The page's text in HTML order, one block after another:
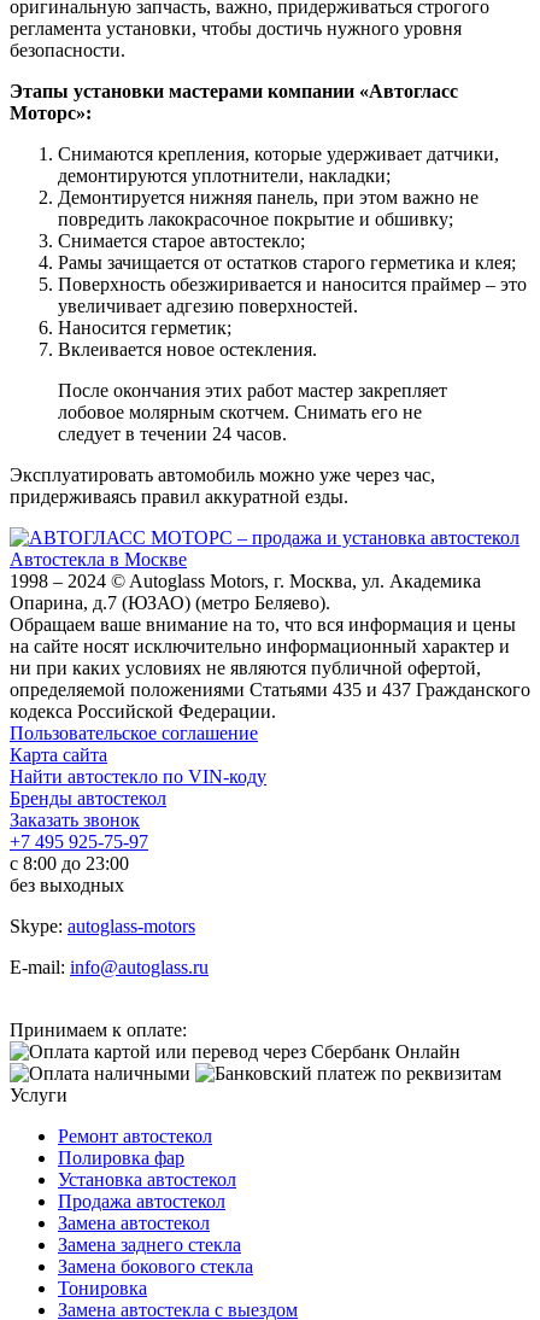
оригинальную запчасть, важно, придерживаться строгого
регламента установки, чтобы достичь нужного уровня
безопасности.
Этапы установки мастерами компании «Автогласс
Моторс»:
Снимаются крепления, которые удерживает датчики,
демонтируются уплотнители, накладки;
Демонтируется нижняя панель, при этом важно не
повредить лакокрасочное покрытие и обшивку;
Снимается старое автостекло;
Рамы зачищается от остатков старого герметика и клея;
Поверхность обезжиривается и наносится праймер – это
увеличивает адгезию поверхностей.
Наносится герметик;
Вклеивается новое остекления.
После окончания этих работ мастер закрепляет
лобовое молярным скотчем. Снимать его не
следует в течении 24 часов.
Эксплуатировать автомобиль можно уже через час,
придерживаясь правил аккуратной езды.
Автостекла в Москве
1998 – 2024 © Autoglass Motors, г. Москва, ул. Академика
Опарина, д.7 (ЮЗАО) (метро Беляево).
Обращаем ваше внимание на то, что вся информация и цены
на сайте носят исключительно информационный характер и
ни при каких условиях не являются публичной офертой,
определяемой положениями Статьями 435 и 437 Гражданского
кодекса Российской Федерации.
Пользовательское соглашение
Карта сайта
Найти автостекло по VIN-коду
Бренды автостекол
Заказать звонок
+7 495 925-75-97
с 8:00 до 23:00
без выходных
Skype: autoglass-motors
E-mail: info@autoglass.ru
Принимаем к оплате:
Услуги
Ремонт автостекол
Полировка фар
Установка автостекол
Продажа автостекол
Замена автостекол
Замена заднего стекла
Замена бокового стекла
Тонировка
Замена автостекла с выездом